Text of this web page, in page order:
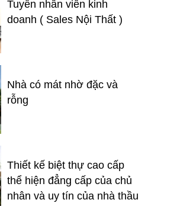
Tuyển nhân viên kinh
doanh ( Sales Nội Thất )
Nhà có mát nhờ đặc và
rỗng
Thiết kế biệt thự cao cấp
thể hiện đẳng cấp của chủ
nhân và uy tín của nhà thầu